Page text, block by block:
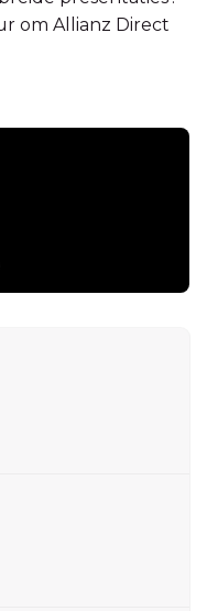
om Allianz Direct